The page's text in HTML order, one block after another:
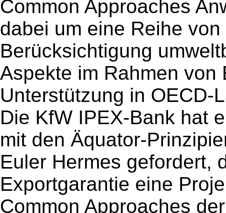
Common Approaches
dabei um eine Reihe
Berücksichtigung
Aspekte im Rahmen von
Unterstützung in OECD-
Die KfW IPEX-Bank hat
mit den Äquator-
Euler Hermes gefordert,
Exportgarantie eine
Common Approaches